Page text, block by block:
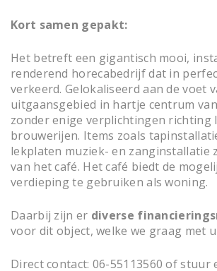
Kort samen gepakt:
Het betreft een gigantisch mooi,
renderend horecabedrijf dat in
verkeerd. Gelokaliseerd aan de voet
uitgaansgebied in hartje centrum
zonder enige verplichtingen richting
brouwerijen. Items zoals
lekplaten muziek- en zanginstallatie
van het café. Het café biedt de
verdieping te gebruiken als woning.
Daarbij zijn er diverse
voor dit object, welke we graag met
Direct contact: 06-55113560 of stuur